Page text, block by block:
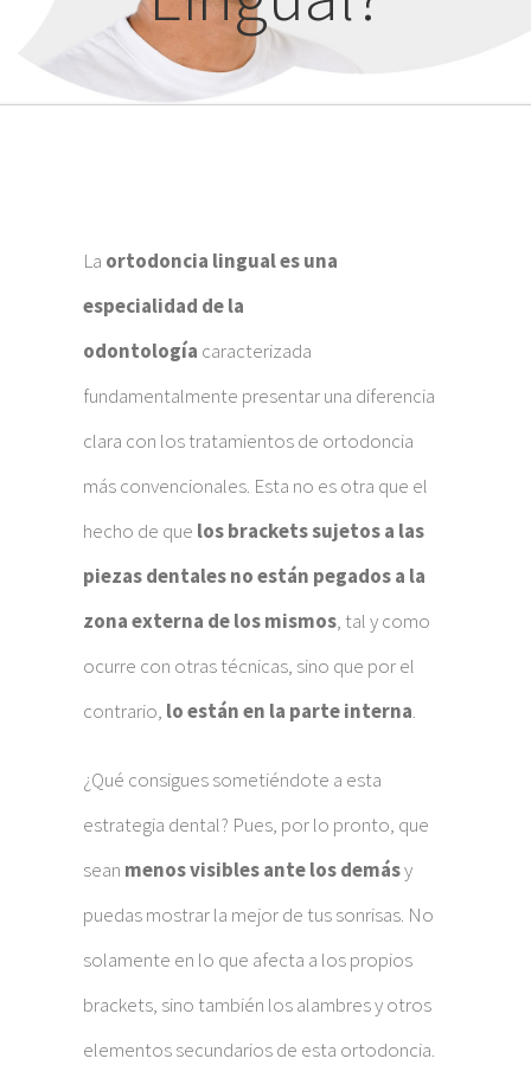
La ortodoncia lingual es una
especialidad de la
odontología caracterizada
fundamentalmente presentar una diferencia
clara con los tratamientos de ortodoncia
más convencionales. Esta no es otra que el
hecho de que los brackets sujetos a las
piezas dentales no están pegados a la
zona externa de los mismos, tal y como
ocurre con otras técnicas, sino que por el
contrario, lo están en la parte interna.
¿Qué consigues sometiéndote a esta
estrategia dental? Pues, por lo pronto, que
sean menos visibles ante los demásy
puedas mostrar la mejor de tus sonrisas. No
solamente en lo que afecta a los propios
brackets, sino también los alambres y otros
elementos secundarios de esta ortodoncia.